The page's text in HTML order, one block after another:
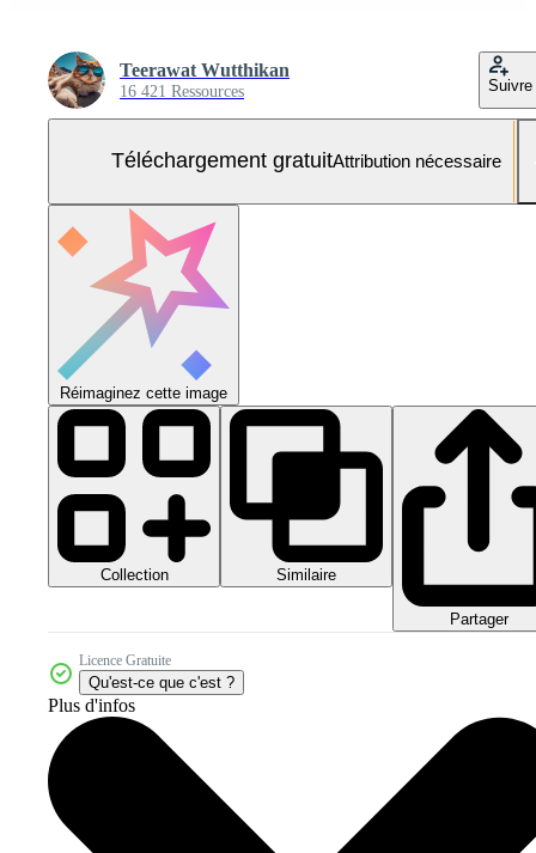
Teerawat Wutthikan
16 421 Ressources Suivre
Téléchargement gratuitAttribution nécessaire
Réimaginez cette image
Collection Similaire
Partager
Licence Gratuite
Qu'est-ce que c'est ?
Plus d'infos